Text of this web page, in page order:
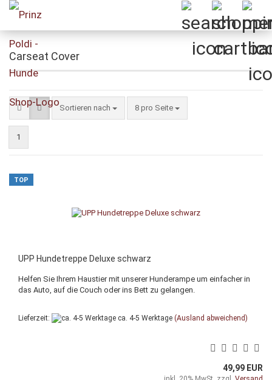
Carseat Cover
Sortieren nach
Sortieren nach 8 pro Seite
pro Seite
1
TOP
UPP Hundetreppe Deluxe schwarz
Helfen Sie Ihrem Haustier mit unserer Hunderampe um einfacher in
das Auto, auf die Couch oder ins Bett zu gelangen.
Lieferzeit: ca. 4-5 Werktage (Ausland abweichend)
49,99 EUR